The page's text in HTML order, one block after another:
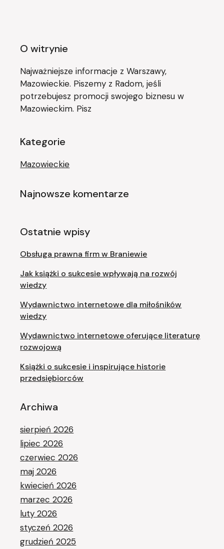
O witrynie
Najważniejsze informacje z Warszawy,
Mazowieckie. Piszemy z Radom, jeśli
potrzebujesz promocji swojego biznesu w
Mazowieckim. Pisz
Kategorie
Mazowieckie
Najnowsze komentarze
Ostatnie wpisy
Obsługa prawna firm w Braniewie
Jak książki o sukcesie wpływają na rozwój
wiedzy
Wydawnictwo internetowe dla miłośników
wiedzy
Wydawnictwo internetowe oferujące literaturę
rozwojową
Książki o sukcesie i inspirujące historie
przedsiębiorców
Archiwa
sierpień 2026
lipiec 2026
czerwiec 2026
maj 2026
kwiecień 2026
marzec 2026
luty 2026
styczeń 2026
grudzień 2025